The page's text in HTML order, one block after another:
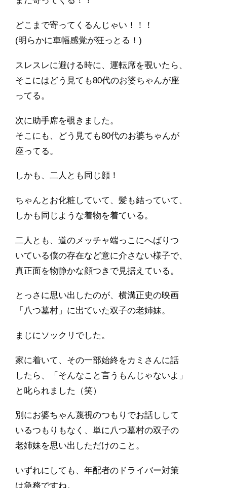
どこまで寄ってくるんじゃい！！！
(明らかに車幅感覚が狂っとる！)
スレスレに避ける時に、運転席を覗いたら、
そこにはどう見ても80代のお婆ちゃんが座
ってる。
次に助手席を覗きました。
そこにも、どう見ても80代のお婆ちゃんが
座ってる。
しかも、二人とも同じ顔！
ちゃんとお化粧していて、髪も結っていて、
しかも同じような着物を着ている。
二人とも、道のメッチャ端っこにへばりつ
いている僕の存在など意に介さない様子で、
真正面を物静かな顔つきで見据えている。
とっさに思い出したのが、横溝正史の映画
「八つ墓村」に出ていた双子の老姉妹。
まじにソックリでした。
家に着いて、その一部始終をカミさんに話
したら、「そんなこと言うもんじゃないよ」
と叱られました（笑）
別にお婆ちゃん蔑視のつもりでお話しして
いるつもりもなく、単に八つ墓村の双子の
老姉妹を思い出しただけのこと。
いずれにしても、年配者のドライバー対策
は急務ですね。